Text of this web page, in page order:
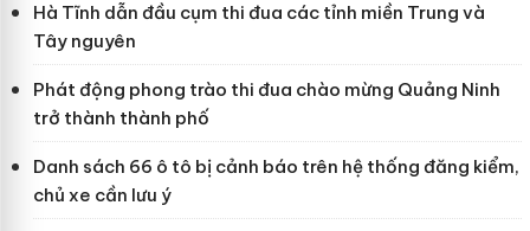
Hà Tĩnh dẫn đầu cụm thi đua các tỉnh miền Trung và
Tây nguyên
Phát động phong trào thi đua chào mừng Quảng Ninh
trở thành thành phố
Danh sách 66 ô tô bị cảnh báo trên hệ thống đăng kiểm,
chủ xe cần lưu ý